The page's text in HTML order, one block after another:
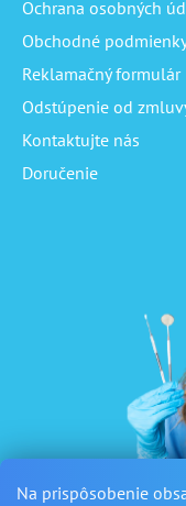
Na prispôsobenie
Ochrana osobných
Obchodné
Reklamačný formulár
Odstúpenie od
Kontaktujte nás
Doručenie